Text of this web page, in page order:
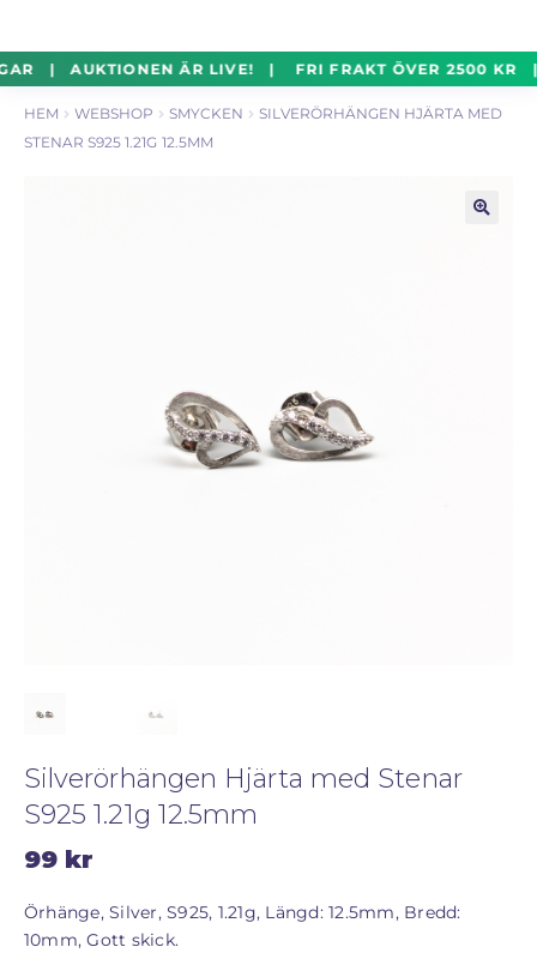
Hoppa
till
navigering
Hoppa
till
innehåll
AUKTIONEN ÄR LIVE! | FRI FRAKT ÖVER
Silverföremål
Mynt
Vill du sälja? – Till Pantbanken
HEM WEBSHOP SMYCKEN
SILVERÖRHÄNGEN HJÄRTA MED
STENAR S925 1.21G 12.5MM
Silverörhängen Hjärta med Stenar
S925 1.21g 12.5mm
99 kr
Örhänge, Silver, S925, 1.21g, Längd: 12.5mm, Bredd:
10mm, Gott skick.